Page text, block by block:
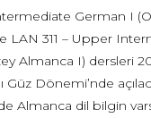
German I
LAN 311 – Upper
Almanca I) dersleri
Güz Dönemi’nde
Almanca dil bilgin